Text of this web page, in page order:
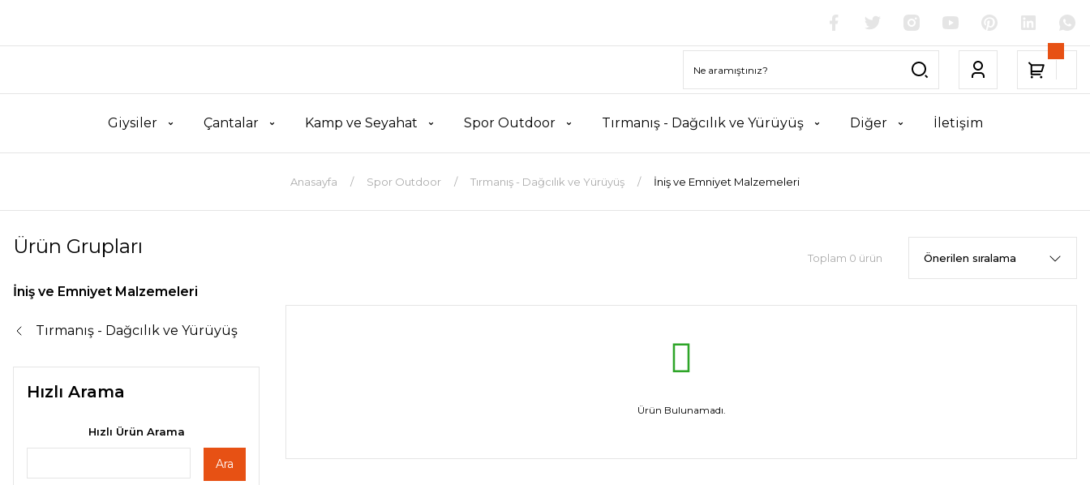
Giysiler Çantalar Kamp ve Seyahat Spor Outdoor Tırmanış - Dağcılık ve Yürüyüş Diğer İletişim
Anasayfa Spor Outdoor Tırmanış - Dağcılık ve Yürüyüş İniş ve Emniyet Malzemeleri
Ürün Grupları
İniş ve Emniyet Malzemeleri
Tırmanış - Dağcılık ve Yürüyüş
Hızlı Arama
Hızlı Ürün Arama
Ara
Toplam 0 ürün
Ürün Bulunamadı.